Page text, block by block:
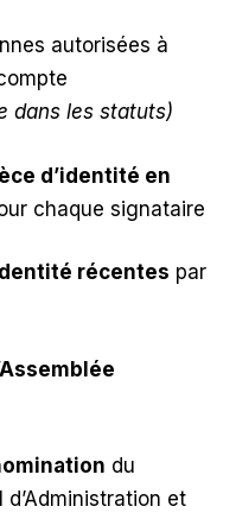
autorisées à
dans les statuts)
d’identité en
chaque signataire
récentes par
du
d’Administration et